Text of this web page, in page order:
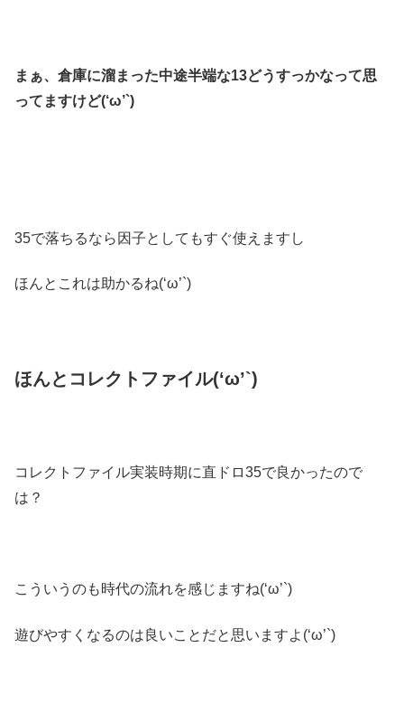
まぁ、倉庫に溜まった中途半端な13どうすっかなって思
ってますけど(‘ω’`)
35で落ちるなら因子としてもすぐ使えますし
ほんとこれは助かるね(‘ω’`)
ほんとコレクトファイル(‘ω’`)
コレクトファイル実装時期に直ドロ35で良かったので
は？
こういうのも時代の流れを感じますね(‘ω’`)
遊びやすくなるのは良いことだと思いますよ(‘ω’`)